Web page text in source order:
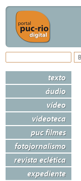
texto
áudio
vídeo
videoteca
puc filmes
fotojornalismo
revista eclética
expediente